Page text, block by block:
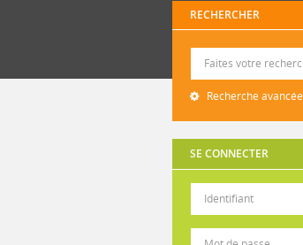
RECHERCHER
Recherche avancée
SE CONNECTER